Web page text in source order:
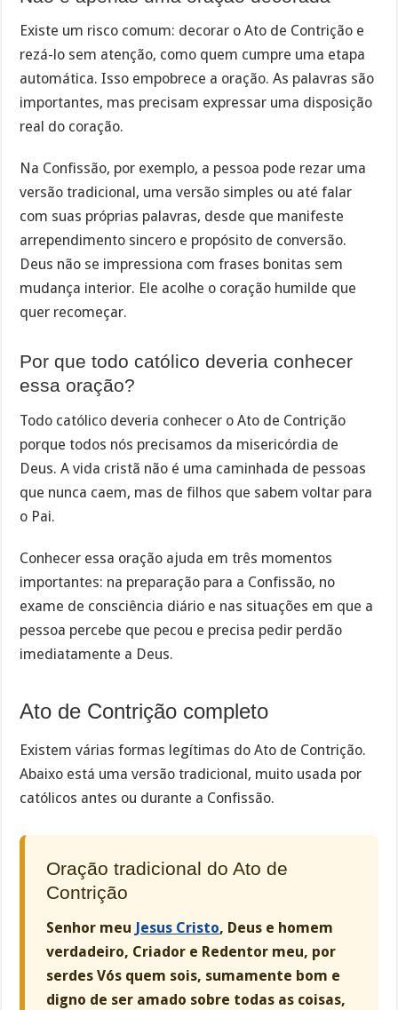
Existe um risco comum: decorar o Ato de Contrição e
rezá-lo sem atenção, como quem cumpre uma etapa
automática. Isso empobrece a oração. As palavras são
importantes, mas precisam expressar uma disposição
real do coração.
Na Confissão, por exemplo, a pessoa pode rezar uma
versão tradicional, uma versão simples ou até falar
com suas próprias palavras, desde que manifeste
arrependimento sincero e propósito de conversão.
Deus não se impressiona com frases bonitas sem
mudança interior. Ele acolhe o coração humilde que
quer recomeçar.
Por que todo católico deveria conhecer
essa oração?
Todo católico deveria conhecer o Ato de Contrição
porque todos nós precisamos da misericórdia de
Deus. A vida cristã não é uma caminhada de pessoas
que nunca caem, mas de filhos que sabem voltar para
o Pai.
Conhecer essa oração ajuda em três momentos
importantes: na preparação para a Confissão, no
exame de consciência diário e nas situações em que a
pessoa percebe que pecou e precisa pedir perdão
imediatamente a Deus.
Ato de Contrição completo
Existem várias formas legítimas do Ato de Contrição.
Abaixo está uma versão tradicional, muito usada por
católicos antes ou durante a Confissão.
Oração tradicional do Ato de
Contrição
Senhor meu Jesus Cristo, Deus e homem
verdadeiro, Criador e Redentor meu, por
serdes Vós quem sois, sumamente bom e
digno de ser amado sobre todas as coisas,